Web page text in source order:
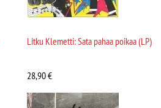
Litku Klemetti: Sata pahaa poikaa (LP)
28,90€